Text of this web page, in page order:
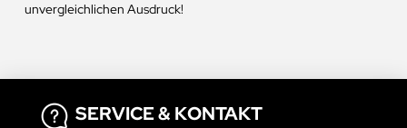
unvergleichlichen Ausdruck!
SERVICE & KONTAKT